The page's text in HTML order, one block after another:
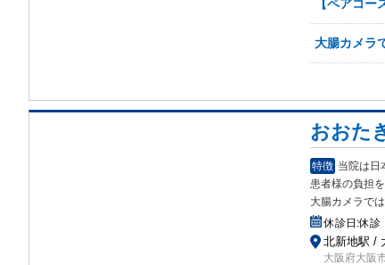
【ペアコ
大腸カメラ
おおた
特徴 当院は日
患者様の負担
大腸カメラで
休診日:休診
北新地駅 /
大阪府大阪